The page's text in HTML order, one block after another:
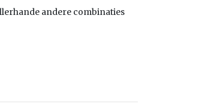
andere combinaties